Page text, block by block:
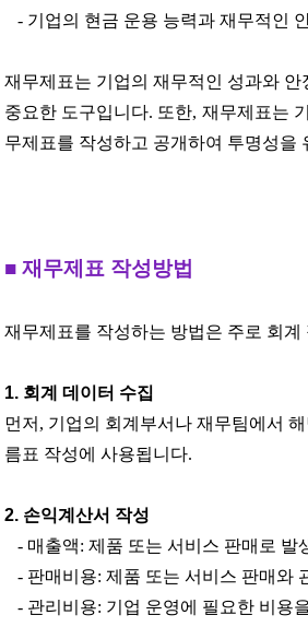
- 기업의 현금 운용 능력과 재무적인
재무제표는 기업의 재무적인 성과와
중요한 도구입니다. 또한, 재무제표는
무제표를 작성하고 공개하여 투명성을
■ 재무제표 작성방법
재무제표를 작성하는 방법은 주로 회
1. 회계 데이터 수집
먼저, 기업의 회계부서나 재무팀에서
름표 작성에 사용됩니다.
2. 손익계산서 작성
- 매출액: 제품 또는 서비스 판매로 발
- 판매비용: 제품 또는 서비스 판매와
- 관리비용: 기업 운영에 필요한 비용